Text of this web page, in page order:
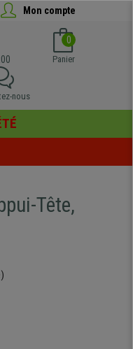
Mon compte
0
Panier
nous
Tête,